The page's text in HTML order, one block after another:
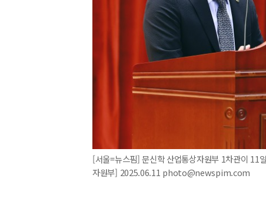
[서울=뉴스핌] 문신학 산업통상자원부 1차관이 11
자원부] 2025.06.11 photo@newspim.com